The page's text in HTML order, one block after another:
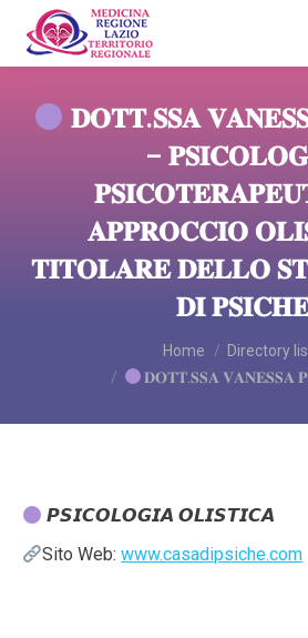
𝐃𝐎𝐓𝐓.𝐒𝐒𝐀
–
𝐀𝐏𝐏𝐑𝐎𝐂𝐂𝐈𝐎
𝐓𝐈𝐓𝐎𝐋𝐀𝐑𝐄 𝐃𝐄𝐋𝐋𝐎
𝐃𝐈
Home
Directory
𝐃𝐎𝐓𝐓.𝐒𝐒𝐀 𝐕𝐀𝐍𝐄𝐒𝐒𝐀
𝙋𝙎𝙄𝘾𝙊𝙇𝙊𝙂𝙄𝘼 𝙊𝙇𝙄𝙎𝙏𝙄𝘾𝘼
Sito Web:www.casadipsiche.com